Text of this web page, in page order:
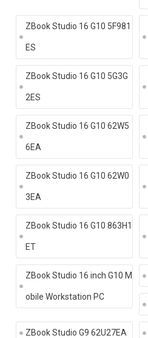
ZBook Studio 16 G10 5F981
ES
ZBook Studio 16 G10 5G3G
2ES
ZBook Studio 16 G10 62W5
6EA
ZBook Studio 16 G10 62W0
3EA
ZBook Studio 16 G10 863H1
ET
ZBook Studio 16 inch G10 M
obile Workstation PC
ZBook Studio G9 62U27EA